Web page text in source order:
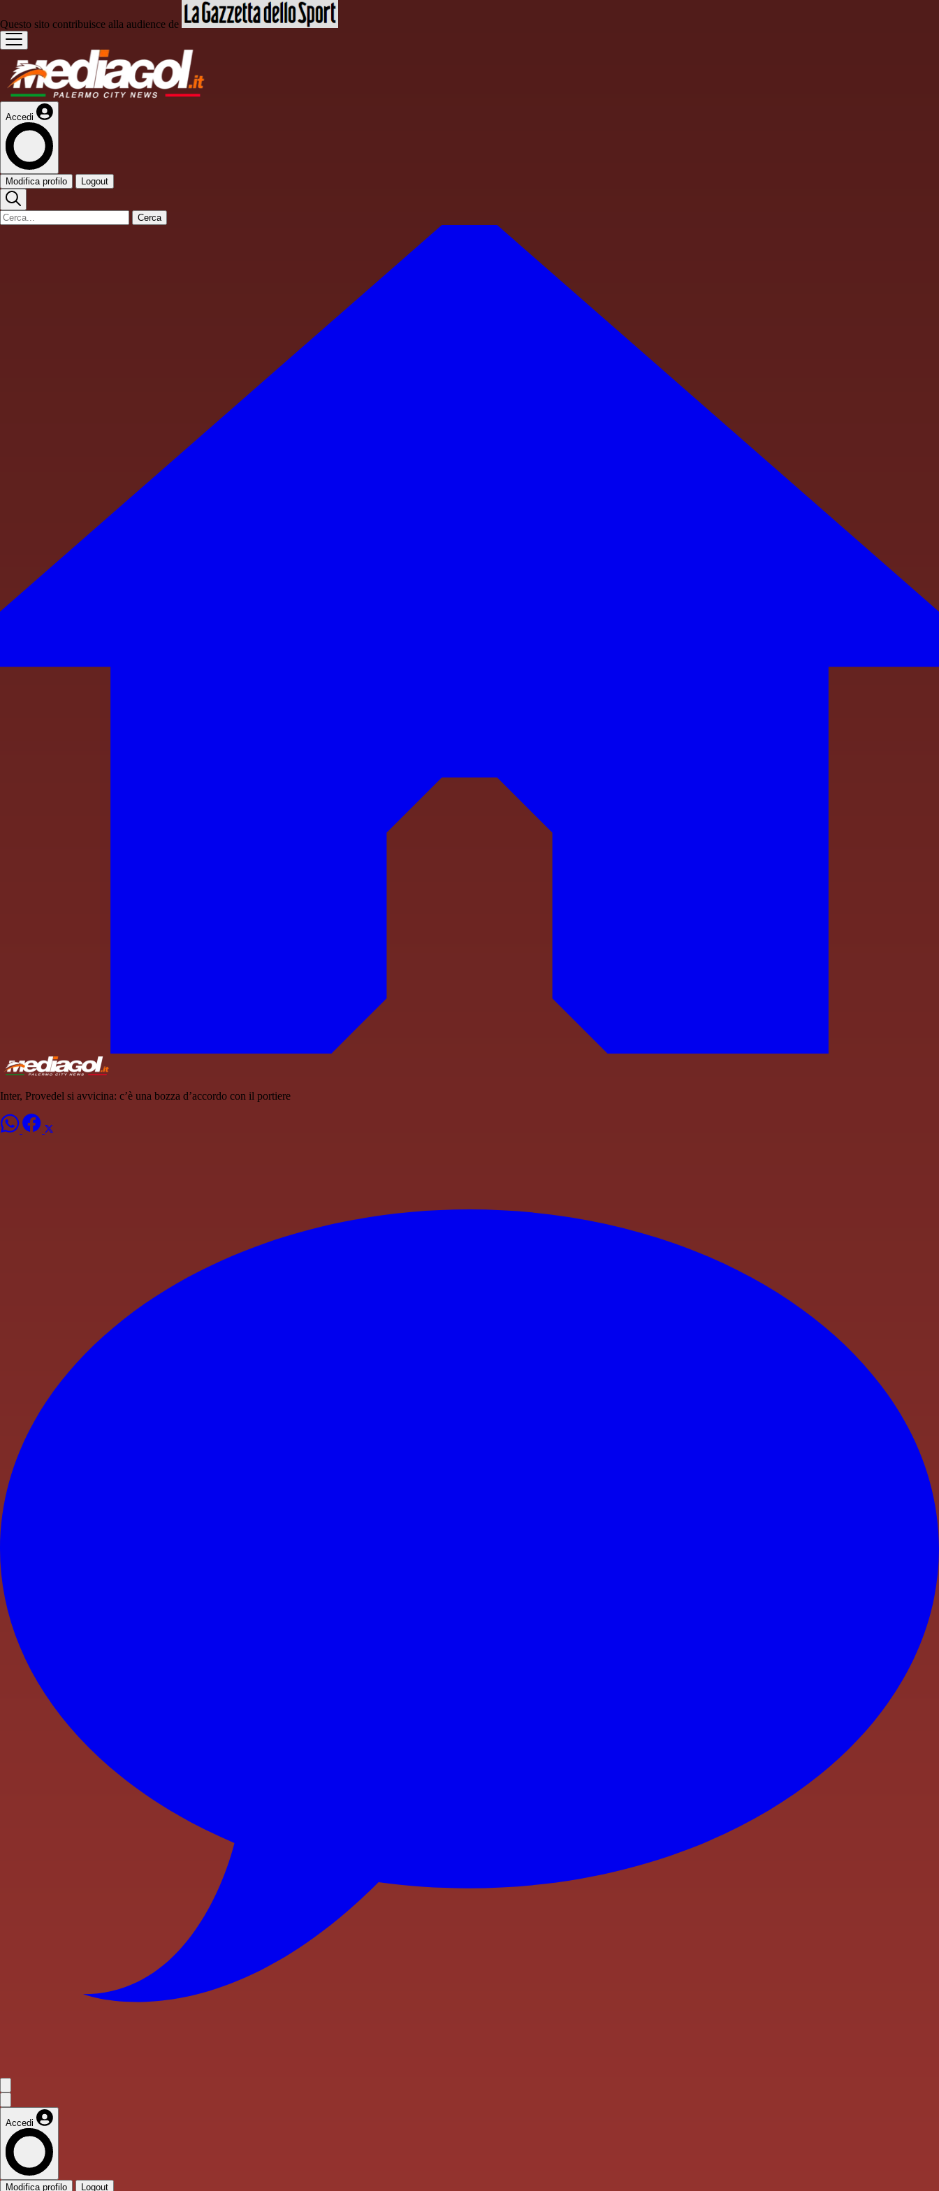
Questo sito contribuisce alla audience de
Accedi
Modifica profilo Logout
Cerca
Inter, Provedel si avvicina: c’è una bozza d’accordo con il portiere
Accedi
Modifica profilo Logout